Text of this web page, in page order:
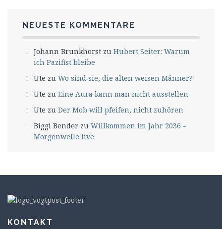
NEUESTE KOMMENTARE
Johann Brunkhorst zu Hubert Seiter: Warum
ich Pazifist bleibe
Ute zu Wo sind sie, die alten weisen Männer?
Ute zu Eine Aura kann man nicht ausstellen
Ute zu Der Mob will pfeifen, nicht zuhören
Biggi Bender zu Willkommen im Jahr 2036 –
Morgenwelle live
KONTAKT